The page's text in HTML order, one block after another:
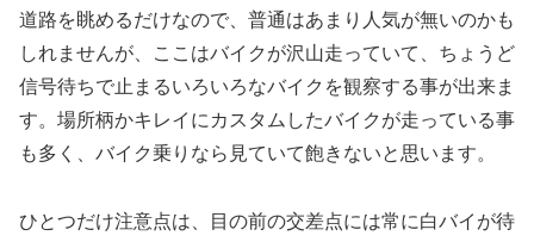
道路を眺めるだけなので、普通はあまり人気が無いのかも
しれませんが、ここはバイクが沢山走っていて、ちょうど
信号待ちで止まるいろいろなバイクを観察する事が出来ま
す。場所柄かキレイにカスタムしたバイクが走っている事
も多く、バイク乗りなら見ていて飽きないと思います。
ひとつだけ注意点は、目の前の交差点には常に白バイが待